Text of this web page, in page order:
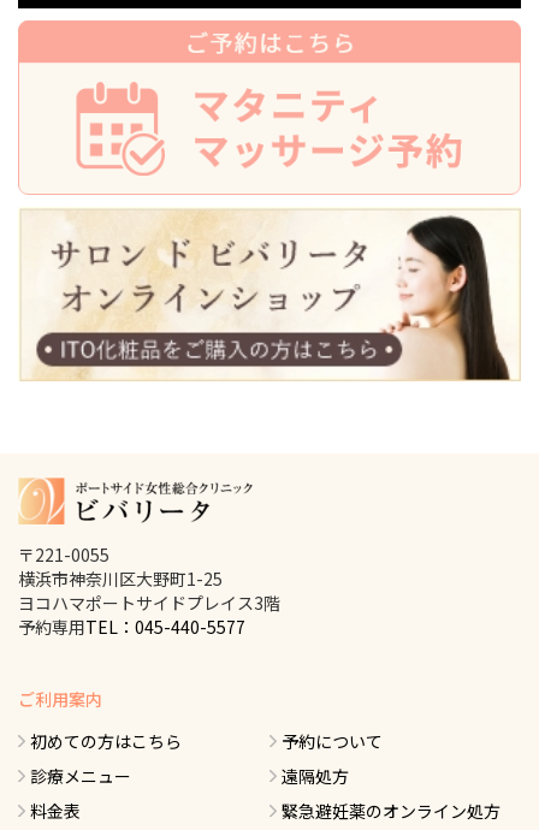
〒221-0055
横浜市神奈川区大野町1-25
ヨコハマポートサイドプレイス3階
予約専用TEL：045-440-5577
ご利用案内
初めての方はこちら
診療メニュー
料金表
予約について
遠隔処方
緊急避妊薬のオンライン処方